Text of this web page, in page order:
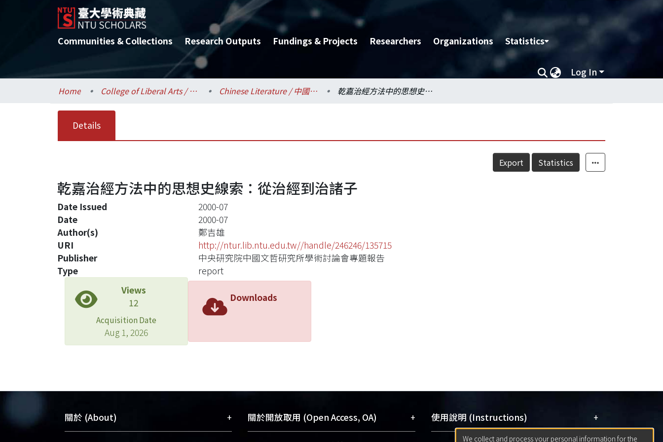
Communities & Collections Research Outputs Fundings & Projects Researchers Organizations Statistics
Log In
Home College of Liberal Arts / 文學院 Chinese Literature / 中國文學系 乾嘉治經方法中的思想史線索：從治經到治諸子
Details
Export Statistics
乾嘉治經方法中的思想史線索：從治經到治諸子
Date Issued
2000-07
Date
2000-07
Author(s)
鄭吉雄
URI
http://ntur.lib.ntu.edu.tw//handle/246246/135715
Publisher
中央研究院中國文哲研究所學術討論會專題報告
Type
report
Views
12
Acquisition Date
Aug 1, 2026
Downloads
關於 (About) + 關於開放取用 (Open Access, OA) + 使用說明 (Instructions) +
We collect and process your personal information for the